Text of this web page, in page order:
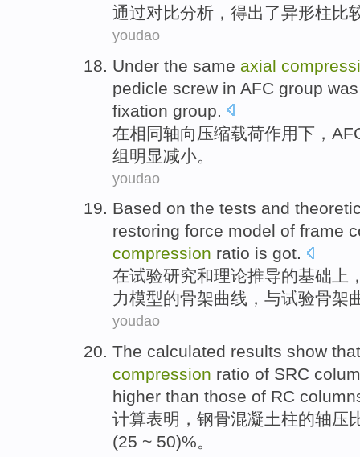
通过对比分析 ， 得出了异形柱比
youdao
Under the same axial
pedicle screw in AFC group
fixation group
在相同轴向 压缩载荷作用下 ，
组明显减小。
youdao
Based on the tests and
restoring force model of frame
compression ratio is got.
在试验研究和理论推导的基础 上
力模型的骨架曲线 ， 与试验骨架
youdao
The calculated results show
compression ratio of SRC
higher than those of RC
计算表明 ，钢骨混凝土柱的轴压
(25 ~ 50)%。